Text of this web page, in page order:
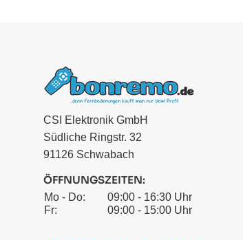
CSI Elektronik GmbH
Südliche Ringstr. 32
91126 Schwabach
ÖFFNUNGSZEITEN:
Mo - Do:
09:00 - 16:30 Uhr
Fr:
09:00 - 15:00 Uhr